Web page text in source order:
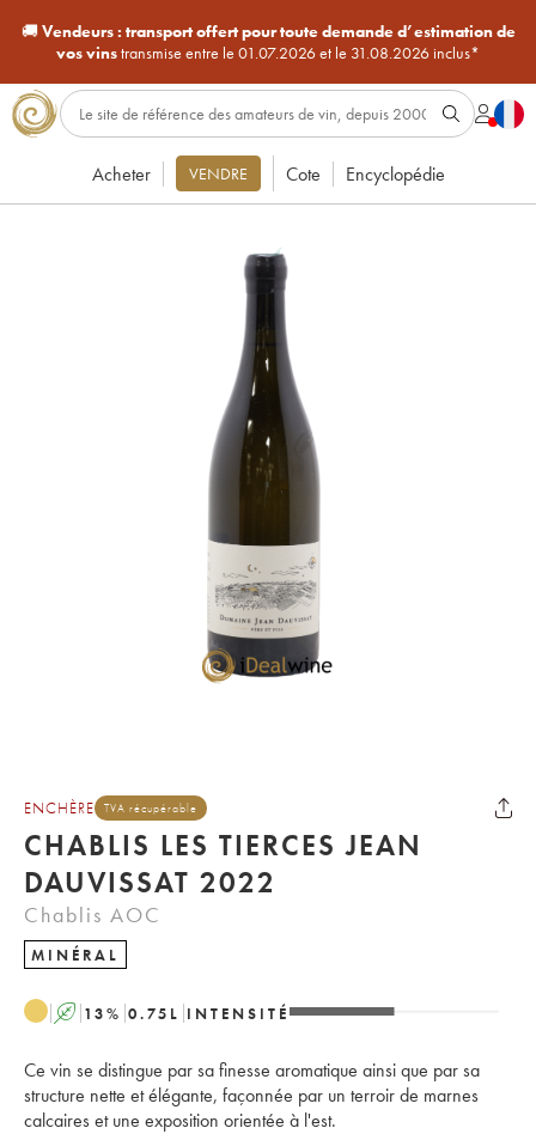
🚚Vendeurs : transport offert pour toute demande d’estimation de
vos vinstransmise entre le 01.07.2026 et le 31.08.2026 inclus*
Acheter VENDRE Cote Encyclopédie
ENCHÈRE TVA récupérable
CHABLIS LES TIERCES JEAN
DAUVISSAT 2022
Chablis AOC
MINÉRAL
A 13% 0.75 L INTENSITÉ
Ce vin se distingue par sa finesse aromatique ainsi que par sa
structure nette et élégante, façonnée par un terroir de marnes
calcaires et une exposition orientée à l'est.